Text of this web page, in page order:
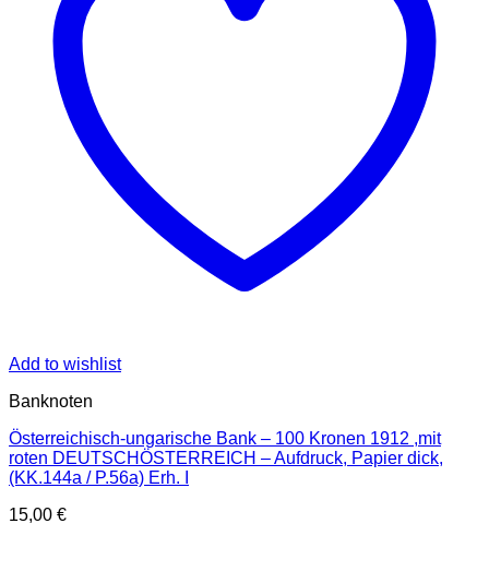
Add to wishlist
Banknoten
Österreichisch-ungarische Bank – 100 Kronen 1912 ,mit
roten DEUTSCHÖSTERREICH – Aufdruck, Papier dick,
(KK.144a / P.56a) Erh. I
15,00 €